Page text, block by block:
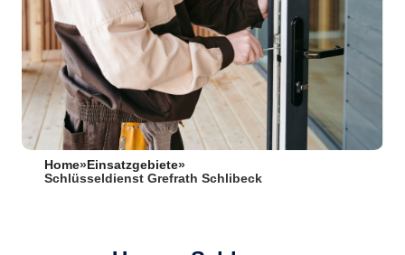
Home» Einsatzgebiete»
Schlüsseldienst Grefrath Schlibeck